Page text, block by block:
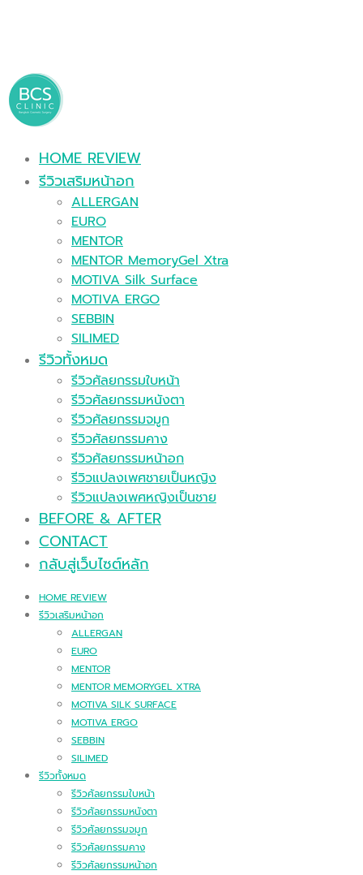
HOME REVIEW
รีวิวเสริมหน้าอก
ALLERGAN
EURO
MENTOR
MENTOR MemoryGel Xtra
MOTIVA Silk Surface
MOTIVA ERGO
SEBBIN
SILIMED
รีวิวทั้งหมด
รีวิวศัลยกรรมใบหน้า
รีวิวศัลยกรรมหนังตา
รีวิวศัลยกรรมจมูก
รีวิวศัลยกรรมคาง
รีวิวศัลยกรรมหน้าอก
รีวิวแปลงเพศชายเป็นหญิง
รีวิวแปลงเพศหญิงเป็นชาย
BEFORE & AFTER
CONTACT
กลับสู่เว็บไซต์หลัก
HOME REVIEW
รีวิวเสริมหน้าอก
ALLERGAN
EURO
MENTOR
MENTOR MEMORYGEL XTRA
MOTIVA SILK SURFACE
MOTIVA ERGO
SEBBIN
SILIMED
รีวิวทั้งหมด
รีวิวศัลยกรรมใบหน้า
รีวิวศัลยกรรมหนังตา
รีวิวศัลยกรรมจมูก
รีวิวศัลยกรรมคาง
รีวิวศัลยกรรมหน้าอก